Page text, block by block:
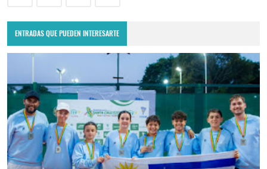
ENTRADAS QUE PUEDEN INTERESARTE